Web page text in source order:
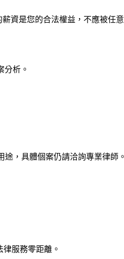
資是您的合法權益，不應被任意
分析。
，具體個案仍請洽詢專業律師。
服務零距離。